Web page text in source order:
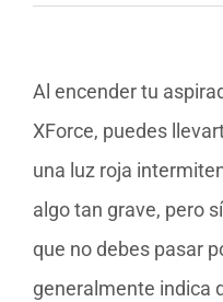
Al encender tu
XForce, puedes
una luz roja
algo tan grave, pero
que no debes pasar
generalmente indica